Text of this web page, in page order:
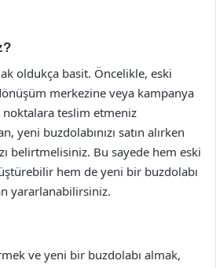
oldukça basit. Öncelikle, eski
merkezine veya kampanya
noktalara teslim etmeniz
yeni buzdolabınızı satın alırken
belirtmelisiniz. Bu sayede hem eski
hem de yeni bir buzdolabı
yararlanabilirsiniz.
ve yeni bir buzdolabı almak,